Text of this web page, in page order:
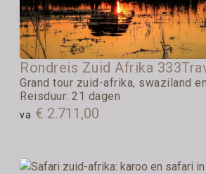
Rondreis Zuid Afrika
Grand tour zuid-afrika, swaziland
Reisduur: 21 dagen
va € 2.711,00